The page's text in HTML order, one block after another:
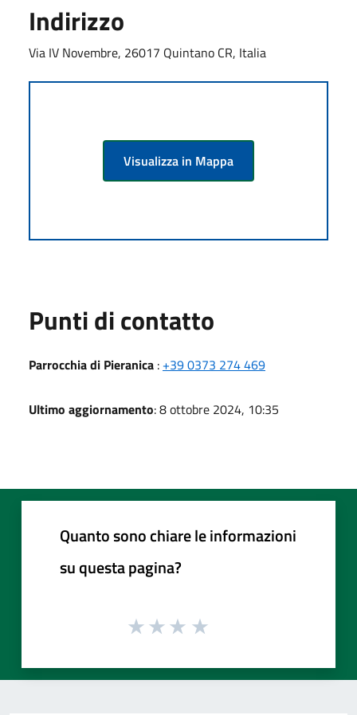
Indirizzo
Via IV Novembre, 26017 Quintano CR, Italia
Visualizza in Mappa
Punti di contatto
Parrocchia di Pieranica : +39 0373 274 469
Ultimo aggiornamento: 8 ottobre 2024, 10:35
Quanto sono chiare le informazioni
su questa pagina?